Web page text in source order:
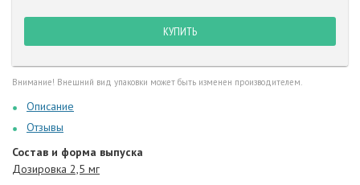
КУПИТЬ
Внимание! Внешний вид упаковки может быть изменен производителем.
Описание
Отзывы
Состав и форма выпуска
Дозировка 2,5 мг